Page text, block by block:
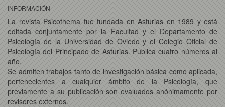
INFORMACIÓN
La revista Psicothema fue fundada en Asturias en 1989 y está
editada conjuntamente por la Facultad y el Departamento de
Psicología de la Universidad de Oviedo y el Colegio Oficial de
Psicología del Principado de Asturias. Publica cuatro números al
año.
Se admiten trabajos tanto de investigación básica como aplicada,
pertenecientes a cualquier ámbito de la Psicología, que
previamente a su publicación son evaluados anónimamente por
revisores externos.